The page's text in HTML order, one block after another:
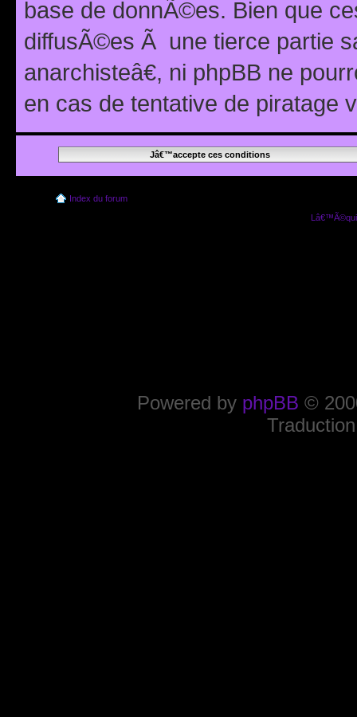
base de donnÃ©es. Bien que
diffusÃ©es Ã une tierce partie
anarchisteâ€, ni phpBB ne
en cas de tentative de piratage
Index du forum
Powered by phpBB ©